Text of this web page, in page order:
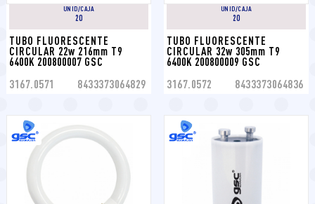
UNID/CAJA
20
TUBO FLUORESCENTE
CIRCULAR 22w 216mm T9
6400K 200800007 GSC
3167.0571 8433373064829
UNID/CAJA
20
TUBO FLUORESCENTE
CIRCULAR 32w 305mm T9
6400K 200800009 GSC
3167.0572 8433373064836